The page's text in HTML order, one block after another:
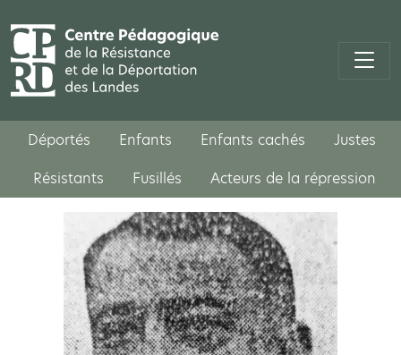
Déportés Enfants Enfants cachés
Justes
Résistants
Fusillés Acteurs de la répression